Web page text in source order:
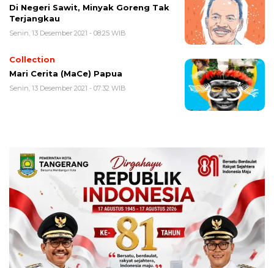
Di Negeri Sawit, Minyak Goreng Tak
Terjangkau
Senin, 13 Desember 2021 - 08:25 WIB
Collection
Mari Cerita (MaCe) Papua
Senin, 13 Desember 2021 - 07:32 WIB